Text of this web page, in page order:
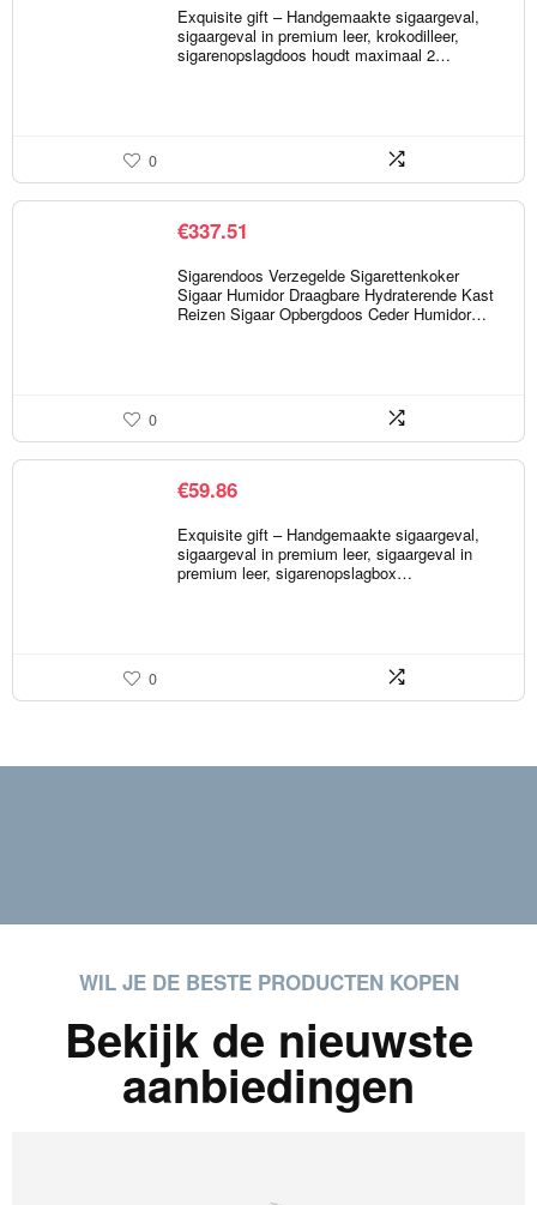
Exquisite gift – Handgemaakte sigaargeval,
sigaargeval in premium leer, krokodilleer,
sigarenopslagdoos houdt maximaal 2…
0
€337.51
Sigarendoos Verzegelde Sigarettenkoker
Sigaar Humidor Draagbare Hydraterende Kast
Reizen Sigaar Opbergdoos Ceder Humidor…
0
€59.86
Exquisite gift – Handgemaakte sigaargeval,
sigaargeval in premium leer, sigaargeval in
premium leer, sigarenopslagbox…
0
WIL JE DE BESTE PRODUCTEN KOPEN
Bekijk de nieuwste
aanbiedingen